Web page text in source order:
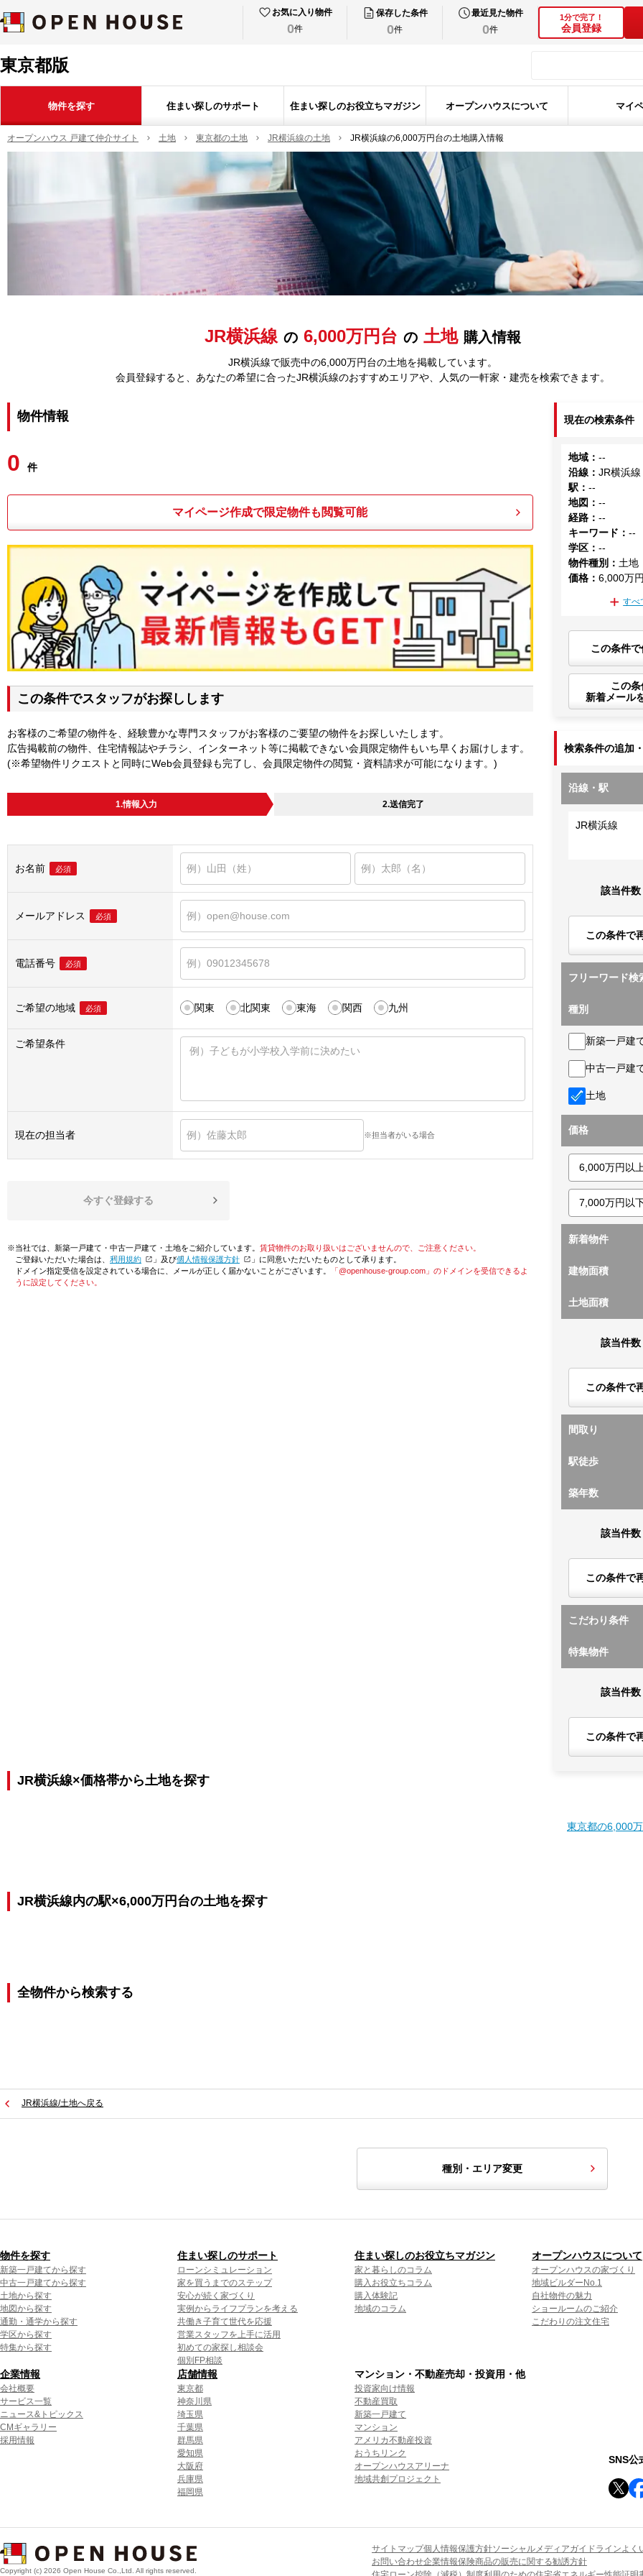
お気に入り物件
0件
保存した条件
0件
最近見た物件
0件
1分で完了！
会員登録
東京都版
物件を探す 住まい探しのサポート 住まい探しのお役立ちマガジン オープンハウスについて マイ
オープンハウス 戸建て仲介サイト 土地 東京都の土地 JR横浜線の土地 JR横浜線の6,000万円台の土地購入情報
JR横浜線 の 6,000万円台 の 土地 購入情報
JR横浜線で販売中の6,000万円台の土地を掲載しています。
会員登録すると、あなたの希望に合ったJR横浜線のおすすめエリアや、人気の一軒家・建売を検索できます。
物件情報
0 件
マイページ作成で限定物件も閲覧可能
この条件でスタッフがお探しします
お客様のご希望の物件を、経験豊かな専門スタッフがお客様のご要望の物件をお探しいたします。
広告掲載前の物件、住宅情報誌やチラシ、インターネット等に掲載できない会員限定物件もいち早くお届けします。
(※希望物件リクエストと同時にWeb会員登録も完了し、会員限定物件の閲覧・資料請求が可能になります。)
1.情報入力 2.送信完了
お名前 必須
メールアドレス 必須
電話番号 必須
ご希望の地域 必須 関東 北関東 東海 関西 九州
ご希望条件
現在の担当者 ※担当者がいる場合
今すぐ登録する
※当社では、新築一戸建て・中古一戸建て・土地をご紹介しています。 賃貸物件のお取り扱いはございませんので、ご注意ください。
ご登録いただいた場合は、「利用規約 」及び「個人情報保護方針
」に同意いただいたものとして承ります。
ドメイン指定受信を設定されている場合に、メールが正しく届かないことがございます。
「@openhouse-group.com」のドメインを受信できるよ
うに設定してください。
現在の検索条件
地域 ：--
沿線 ：JR横浜線
駅 ：--
地図 ：--
経路 ：--
キーワード ：--
学区 ：--
物件種別 ： 土地
価格 ：6,000万
すべ
この条件
この
新着メール
検索条件の追加
沿線・駅
JR横浜線
該当件数
この条件で
フリーワード検
種別
新築一戸建
中古一戸建
土地
価格
新着物件
建物面積
土地面積
該当件数
この条件で
間取り
駅徒歩
築年数
該当件数
この条件で
こだわり条件
特集物件
該当件数
この条件で
JR横浜線×価格帯から土地を探す
東京都の6,000
JR横浜線内の駅×6,000万円台の土地を探す
全物件から検索する
JR横浜線/土地へ戻る
種別・エリア変更
物件を探す
新築一戸建てから探す
中古一戸建てから探す
土地から探す
地図から探す
通勤・通学から探す
学区から探す
特集から探す
住まい探しのサポート
ローンシミュレーション
家を買うまでのステップ
安心が続く家づくり
実例からライフプランを考える
共働き子育て世代を応援
営業スタッフを上手に活用
初めての家探し相談会
個別FP相談
住まい探しのお役立ちマガジン
家と暮らしのコラム
購入お役立ちコラム
購入体験記
地域のコラム
オープンハウスについて
オープンハウスの家づくり
地域ビルダーNo.1
自社物件の魅力
ショールームのご紹介
こだわりの注文住宅
企業情報
会社概要
サービス一覧
ニュース&トピックス
CMギャラリー
採用情報
店舗情報
東京都
神奈川県
埼玉県
千葉県
群馬県
愛知県
大阪府
兵庫県
福岡県
マンション・不動産売却・投資用・他
投資家向け情報
不動産買取
新築一戸建て
マンション
アメリカ不動産投資
おうちリンク
オープンハウスアリーナ
地域共創プロジェクト
SNS公
Copyright (c) 2026 Open House Co.,Ltd. All rights reserved.
サイトマップ個人情報保護方針ソーシャルメディアガイドラインよく
お問い合わせ企業情報保険商品の販売に関する勧誘方針